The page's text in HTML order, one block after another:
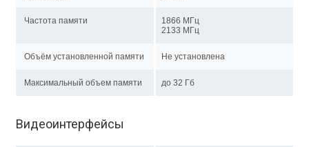
Частота памяти
1866 МГц
2133 МГц
Объём установленной памяти Не установлена
Максимальный объем памяти до 32 Гб
Видеоинтерфейсы